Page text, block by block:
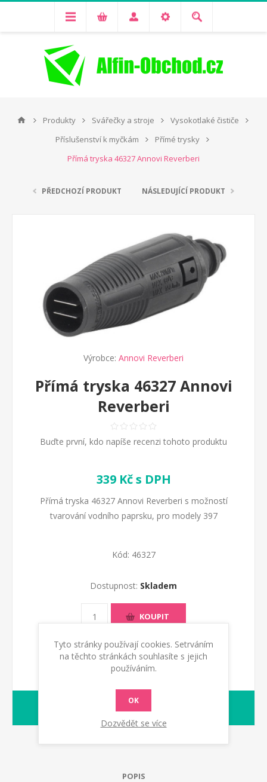
Produkty Svářečky a stroje
Vysokotlaké čističe
Příslušenství k myčkám
Přímé trysky
Přímá tryska 46327 Annovi Reverberi
PŘEDCHOZÍ PRODUKT NÁSLEDUJÍCÍ PRODUKT
Výrobce: Annovi Reverberi
Přímá tryska 46327 Annovi
Reverberi
Buďte první, kdo napíše recenzi tohoto produktu
339 Kč s DPH
Přímá tryska 46327 Annovi Reverberi s možností
tvarování vodního paprsku, pro modely 397
Kód: 46327
Dostupnost: Skladem
KOUPIT
POPIS
Tyto stránky používají cookies. Setrváním
na těchto stránkách souhlasíte s jejich
používáním.
OK
Dozvědět se více